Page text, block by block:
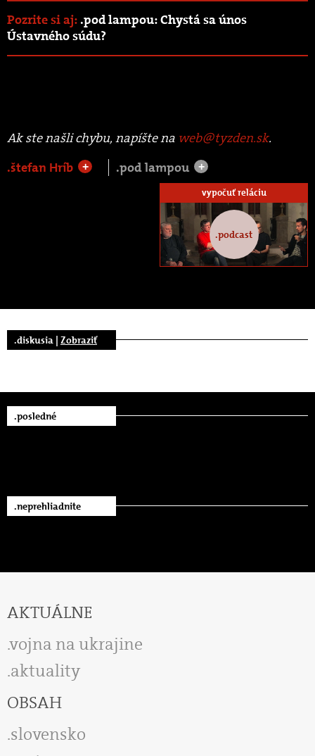
Pozrite si aj:.pod lampou: Chystá sa únos
Ústavného súdu?
Ak ste našli chybu, napíšte na web@tyzden.sk.
.štefan Hríb
+ .pod lampou +
vypočuť reláciu
.podcast
.diskusia | Zobraziť
.posledné
.neprehliadnite
AKTUÁLNE
vojna na ukrajine
aktuality
OBSAH
slovensko